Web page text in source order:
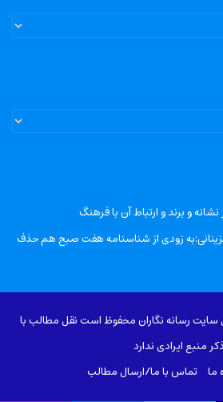
و برند و ارتباط آن با فرهنگ
زودی از شناسنامه هفت صبح هم حذف
سایت رسانه نگاران محفوظ است نقل مطالب با
ذکر منبع ایرادی ندارد
ما تماس با ما/ارسال مطالب